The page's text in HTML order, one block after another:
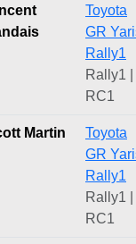
Toyota
GR
Rally1
Rally1 |
RC1
Martin
Toyota
GR
Rally1
Rally1 |
RC1